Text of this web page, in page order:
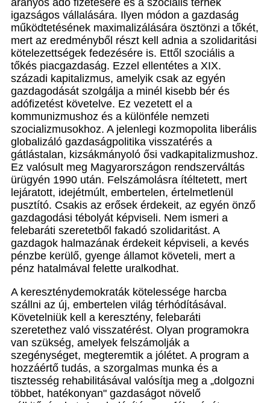
arányos adó fizetésére és a szociális terhek
igazságos vállalására. Ilyen módon a gazdaság
működtetésének maximalizálására ösztönzi a tőkét,
mert az eredményből részt kell adnia a szolidaritási
kötelezettségek fedezésére is. Ettől szociális a
tőkés piacgazdaság. Ezzel ellentétes a XIX.
századi kapitalizmus, amelyik csak az egyén
gazdagodását szolgálja a minél kisebb bér és
adófizetést követelve. Ez vezetett el a
kommunizmushoz és a különféle nemzeti
szocializmusokhoz. A jelenlegi kozmopolita liberális
globalizáló gazdaságpolitika visszatérés a
gátlástalan, kizsákmányoló ősi vadkapitalizmushoz.
Ez valósult meg Magyarországon rendszerváltás
ürügyén 1990 után. Felszámolásra ítéltetett, mert
lejáratott, idejétmúlt, embertelen, értelmetlenül
pusztító. Csakis az erősek érdekeit, az egyén önző
gazdagodási tébolyát képviseli. Nem ismeri a
felebaráti szeretetből fakadó szolidaritást. A
gazdagok halmazának érdekeit képviseli, a kevés
pénzbe kerülő, gyenge államot követeli, mert a
pénz hatalmával felette uralkodhat.
A kereszténydemokraták kötelessége harcba
szállni az új, embertelen világ térhódításával.
Követelniük kell a keresztény, felebaráti
szeretethez való visszatérést. Olyan programokra
van szükség, amelyek felszámolják a
szegénységet, megteremtik a jólétet. A program a
hozzáértő tudás, a szorgalmas munka és a
tisztesség rehabilitásával valósítja meg a „dolgozni
többet, hatékonyan" gazdaságot növelő